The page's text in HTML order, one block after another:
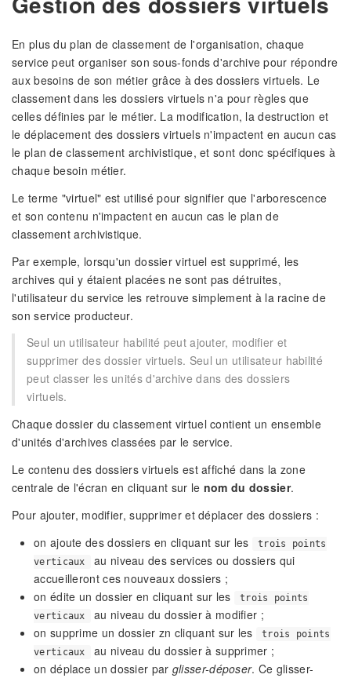
En plus du plan de classement de l'organisation, chaque
service peut organiser son sous-fonds d'archive pour répondre
aux besoins de son métier grâce à des dossiers virtuels. Le
classement dans les dossiers virtuels n'a pour règles que
celles définies par le métier. La modification, la destruction et
le déplacement des dossiers virtuels n'impactent en aucun cas
le plan de classement archivistique, et sont donc spécifiques à
chaque besoin métier.
Le terme "virtuel" est utilisé pour signifier que l'arborescence
et son contenu n'impactent en aucun cas le plan de
classement archivistique.
Par exemple, lorsqu'un dossier virtuel est supprimé, les
archives qui y étaient placées ne sont pas détruites,
l'utilisateur du service les retrouve simplement à la racine de
son service producteur.
Seul un utilisateur habilité peut ajouter, modifier et
supprimer des dossier virtuels. Seul un utilisateur habilité
peut classer les unités d'archive dans des dossiers
virtuels.
Chaque dossier du classement virtuel contient un ensemble
d'unités d'archives classées par le service.
Le contenu des dossiers virtuels est affiché dans la zone
centrale de l'écran en cliquant sur le nom du dossier.
Pour ajouter, modifier, supprimer et déplacer des dossiers :
on ajoute des dossiers en cliquant sur les
trois points
verticaux
au niveau des services ou dossiers qui
accueilleront ces nouveaux dossiers ;
on édite un dossier en cliquant sur les
trois points
verticaux
au niveau du dossier à modifier ;
on supprime un dossier zn cliquant sur les
trois points
verticaux
au niveau du dossier à supprimer ;
on déplace un dossier par glisser-déposer. Ce glisser-